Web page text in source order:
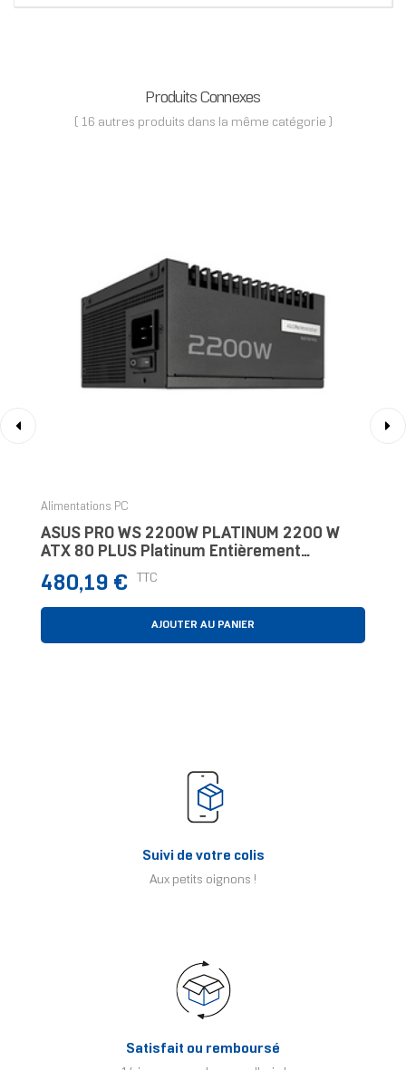
Produits Connexes
( 16 autres produits dans la même catégorie )
Alimentations PC
ASUS PRO WS 2200W PLATINUM 2200 W
ATX 80 PLUS Platinum Entièrement
Prix
480,19 € TTC
AJOUTER AU PANIER
Suivi de votre colis
Aux petits oignons !
Satisfait ou remboursé